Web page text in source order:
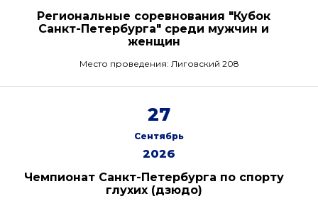
Региональные соревнования "Кубок
Санкт-Петербурга" среди мужчин и
женщин
Место проведения: Лиговский 208
27
Сентябрь
2026
Чемпионат Санкт-Петербурга по спорту
глухих (дзюдо)